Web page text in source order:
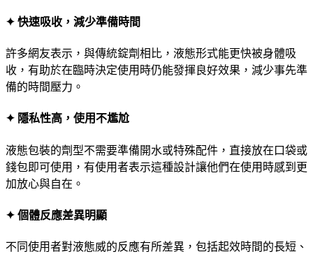
✦ 快速吸收，減少準備時間
許多網友表示，與傳統錠劑相比，液態形式能更快被身體吸
收，有助於在臨時決定使用時仍能發揮良好效果，減少事先準
備的時間壓力。
✦ 隱私性高，使用不尷尬
液態包裝的劑型不需要準備開水或特殊配件，直接放在口袋或
錢包即可使用，有使用者表示這種設計讓他們在使用時感到更
加放心與自在。
✦ 個體反應差異明顯
不同使用者對液態威的反應有所差異，包括起效時間的長短、